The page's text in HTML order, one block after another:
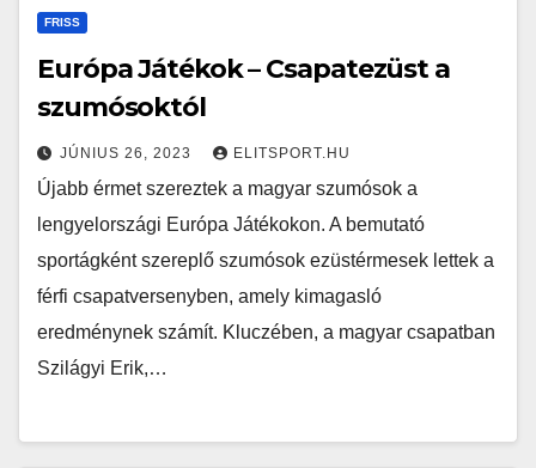
FRISS
Európa Játékok – Csapatezüst a
szumósoktól
JÚNIUS 26, 2023 ELITSPORT.HU
Újabb érmet szereztek a magyar szumósok a
lengyelországi Európa Játékokon. A bemutató
sportágként szereplő szumósok ezüstérmesek lettek a
férfi csapatversenyben, amely kimagasló
eredménynek számít. Kluczében, a magyar csapatban
Szilágyi Erik,…